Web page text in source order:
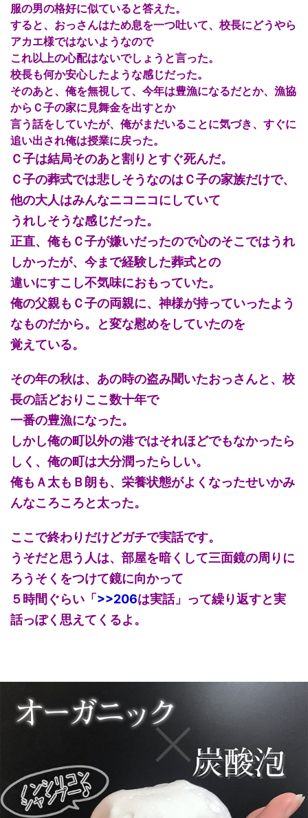
服の男の格好に似ていると答えた。
すると、おっさんはため息を一つ吐いて、校長にどうやら
アカエ様ではないようなので
これ以上の心配はないでしょうと言った。
校長も何か安心したような感じだった。
そのあと、俺を無視して、今年は豊漁になるだとか、漁協
からＣ子の家に見舞金を出すとか
言う話をしていたが、俺がまだいることに気づき、すぐに
追い出され俺は授業に戻った。
Ｃ子は結局そのあと割りとすぐ死んだ。
Ｃ子の葬式では悲しそうなのはＣ子の家族だけで、
他の大人はみんなニコニコにしていて
うれしそうな感じだった。
正直、俺もＣ子が嫌いだったので心のそこではうれ
しかったが、今まで経験した葬式との
違いにすこし不気味におもっていた。
俺の父親もＣ子の両親に、神様が持っていったよう
なものだから。と変な慰めをしていたのを
覚えている。
その年の秋は、あの時の盗み聞いたおっさんと、校
長の話どおりここ数十年で
一番の豊漁になった。
しかし俺の町以外の港ではそれほどでもなかったら
しく、俺の町は大分潤ったらしい。
俺もＡ太もＢ朗も、栄養状態がよくなったせいかみ
んなころころと太った。
ここで終わりだけどガチで実話です。
うそだと思う人は、部屋を暗くして三面鏡の周りに
ろうそくをつけて鏡に向かって
５時間ぐらい「>>206は実話」って繰り返すと実
話っぽく思えてくるよ。